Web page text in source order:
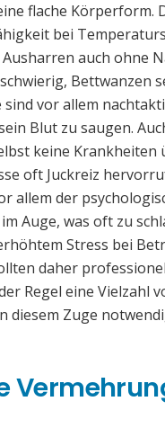
flache Körperform.
bei
Ausharren auch ohne
Bettwanzen
sind vor allem
Blut zu saugen.
keine Krankheiten
oft Juckreiz
allem der
Auge, was oft zu
Stress bei
daher
Regel eine Vielzahl
diesem Zuge